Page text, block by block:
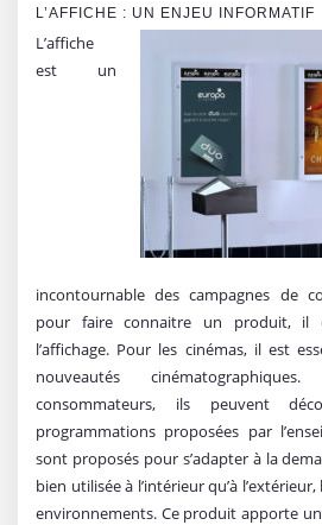
L’AFFICHE : UN ENJEU INFORMATIF
L’affiche
est un
incontournable des campagnes de
pour faire connaitre un produit, il
l’affichage. Pour les cinémas, il est
nouveautés
consommateurs, ils peuvent
programmations proposées par
sont proposés pour s’adapter à la
bien utilisée à l’intérieur qu’à l’extérieur,
environnements. Ce produit apporte